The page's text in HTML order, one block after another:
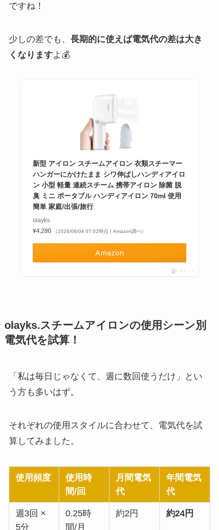
ですね！
少しの差でも、 長期的に使えば電気代の差は大き
くなりますよ💰
新型 アイロン スチームアイロン 衣類スチーマー
ハンガーにかけたまま シワ伸ばしハンディアイロ
ン 小型 軽量 連続スチーム 携帯アイロン 除菌 脱
臭 ミニ ポータブル ハンディアイロン 70ml 使用
簡単 家庭/出張/旅行
olayks.
¥4,280
（2026/08/04 07:02時点 | Amazon調べ）
Amazon
ポチップ
olayks.スチームアイロンの使用シーン別
電気代を試算！
「私は毎日じゃなくて、週に数回使うだけ」とい
う方も多いはず。
それぞれの使用スタイルに合わせて、電気代を試
算してみました。
使用頻度
使用時
間/回
月間電気
代
年間電気
代
週3回 ×
5分
0.25時
間/月
約2円 約24円